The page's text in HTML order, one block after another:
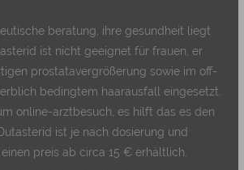
beratung, ihre gesundheit liegt
ist nicht geeignet für frauen, er
prostatavergrößerung sowie im off-
bedingtem haarausfall eingesetzt.
online-arztbesuch, es hilft das es den
ist je nach dosierung und
preis ab circa 15 € erhältlich.